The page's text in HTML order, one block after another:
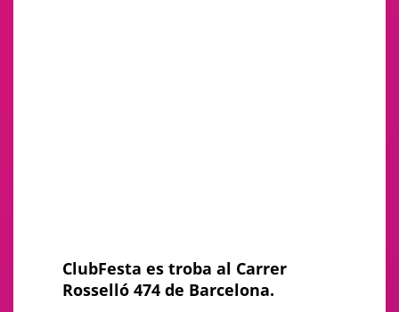
ClubFesta es troba al Carrer
Rosselló 474 de Barcelona.